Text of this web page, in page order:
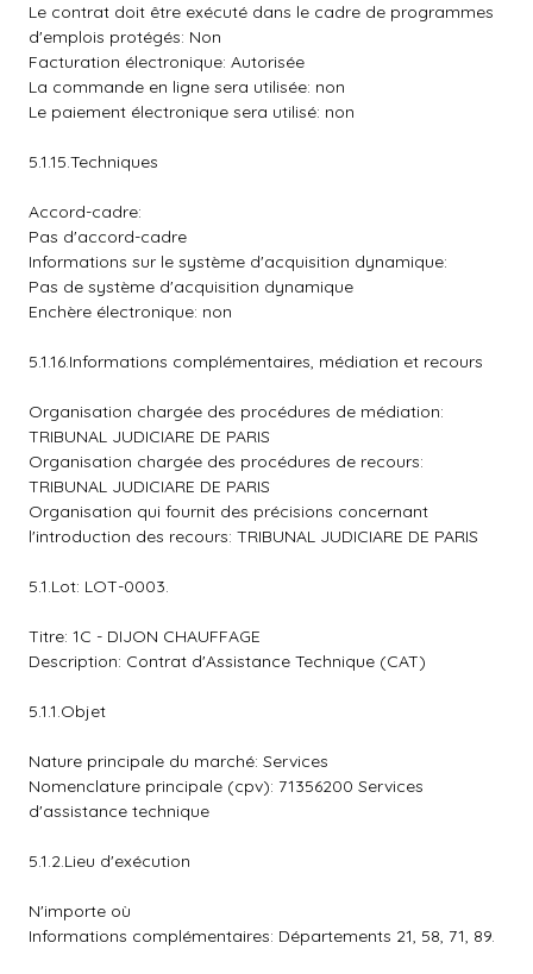
Le contrat doit être exécuté dans le cadre de programmes
d'emplois protégés: Non
Facturation électronique: Autorisée
La commande en ligne sera utilisée: non
Le paiement électronique sera utilisé: non
5.1.15.Techniques
Accord-cadre:
Pas d'accord-cadre
Informations sur le système d'acquisition dynamique:
Pas de système d'acquisition dynamique
Enchère électronique: non
5.1.16.Informations complémentaires, médiation et recours
Organisation chargée des procédures de médiation:
TRIBUNAL JUDICIARE DE PARIS
Organisation chargée des procédures de recours:
TRIBUNAL JUDICIARE DE PARIS
Organisation qui fournit des précisions concernant
l'introduction des recours: TRIBUNAL JUDICIARE DE PARIS
5.1.Lot: LOT-0003.
Titre: 1C - DIJON CHAUFFAGE
Description: Contrat d'Assistance Technique (CAT)
5.1.1.Objet
Nature principale du marché: Services
Nomenclature principale (cpv): 71356200 Services
d'assistance technique
5.1.2.Lieu d'exécution
N'importe où
Informations complémentaires: Départements 21, 58, 71, 89.